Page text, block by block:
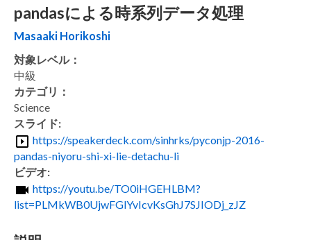
pandasによる時系列データ処理
Masaaki Horikoshi
対象レベル：
中級
カテゴリ：
Science
スライド:
https://speakerdeck.com/sinhrks/pyconjp-2016-
pandas-niyoru-shi-xi-lie-detachu-li
ビデオ:
https://youtu.be/TO0iHGEHLBM?
list=PLMkWB0UjwFGlYvIcvKsGhJ7SJIODj_zJZ